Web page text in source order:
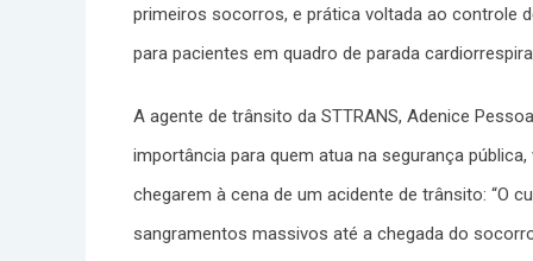
primeiros socorros, e prática voltada ao controle
para pacientes em quadro de parada
A agente de trânsito da STTRANS, Adenice
importância para quem atua na segurança
chegarem à cena de um acidente de trânsito: “O
sangramentos massivos até a chegada do